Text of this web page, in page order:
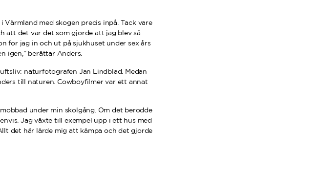
med skogen precis inpå. Tack vare
att det var det som gjorde att jag blev så
for jag in och ut på sjukhuset under sex års
igen,” berättar Anders.
naturfotografen Jan Lindblad. Medan
till naturen. Cowboyfilmer var ett annat
under min skolgång. Om det berodde
Jag växte till exempel upp i ett hus med
det här lärde mig att kämpa och det gjorde